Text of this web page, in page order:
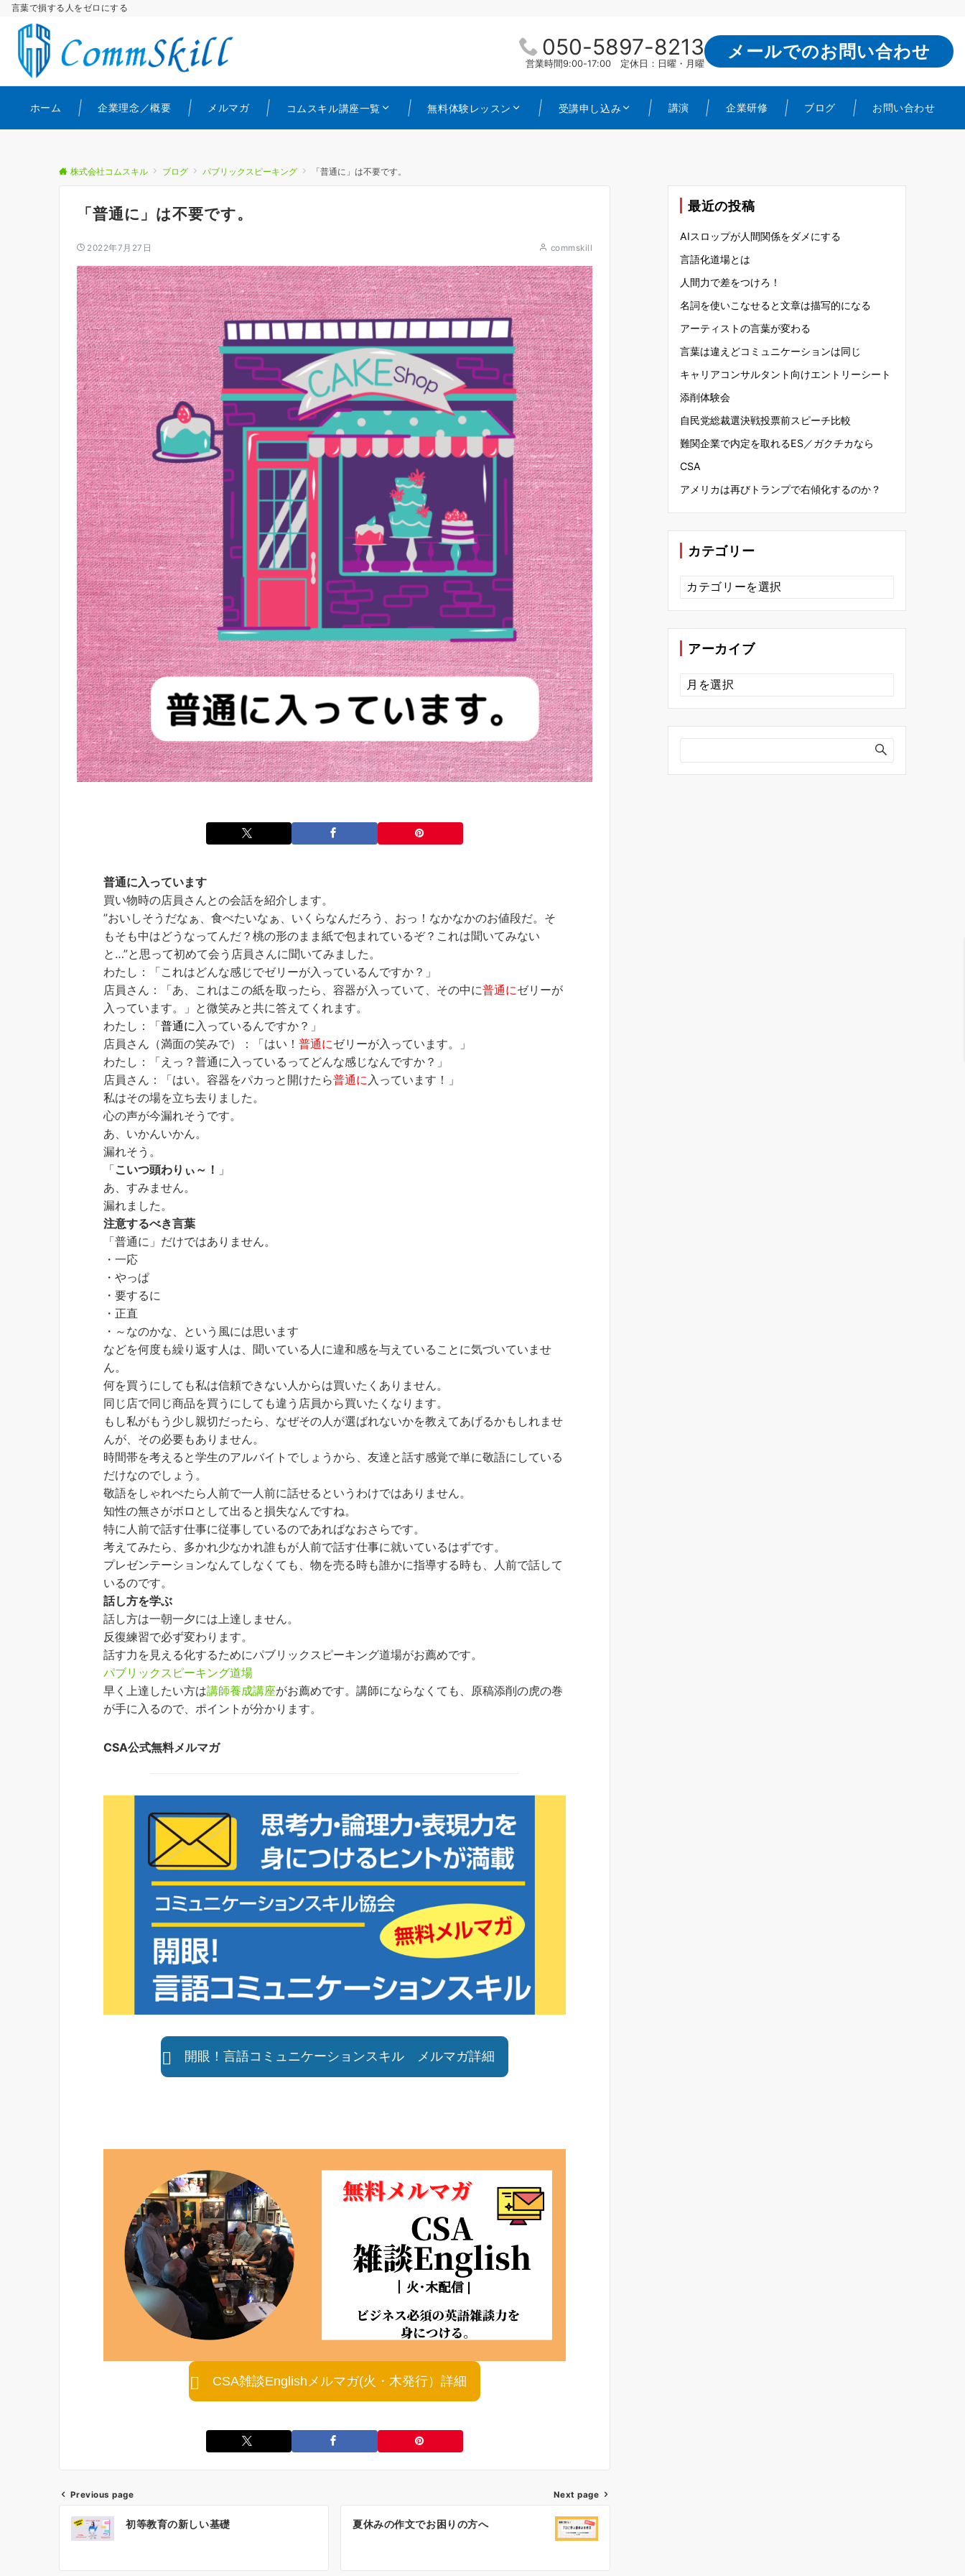
言葉で損する人をゼロにする
050-5897-8213
営業時間9:00-17:00 定休日：日曜・月曜
メールでのお問い合わせ
ホーム 企業理念／概要 メルマガ コムスキル講座一覧 無料体験レッスン 受講申し込み 講演 企業研修 ブログ お問い合わせ
株式会社コムスキル ブログ パブリックスピーキング 「普通に」は不要です。
「普通に」は不要です。
2022年7月27日 commskill
普通に入っています
買い物時の店員さんとの会話を紹介します。
”おいしそうだなぁ、食べたいなぁ、いくらなんだろう、おっ！なかなかのお値段だ。そ
もそも中はどうなってんだ？桃の形のまま紙で包まれているぞ？これは聞いてみない
と…”と思って初めて会う店員さんに聞いてみました。
わたし：「これはどんな感じでゼリーが入っているんですか？」
店員さん：「あ、これはこの紙を取ったら、容器が入っていて、その中に普通にゼリーが
入っています。」と微笑みと共に答えてくれます。
わたし：「普通に入っているんですか？」
店員さん（満面の笑みで）：「はい！普通にゼリーが入っています。」
わたし：「えっ？普通に入っているってどんな感じなんですか？」
店員さん：「はい。容器をパカっと開けたら普通に入っています！」
私はその場を立ち去りました。
心の声が今漏れそうです。
あ、いかんいかん。
漏れそう。
「こいつ頭わりぃ～！ 」
あ、すみません。
漏れました。
注意するべき言葉
「普通に」だけではありません。
・一応
・やっぱ
・要するに
・正直
・～なのかな、という風には思います
などを何度も繰り返す人は、聞いている人に違和感を与えていることに気づいていませ
ん。
何を買うにしても私は信頼できない人からは買いたくありません。
同じ店で同じ商品を買うにしても違う店員から買いたくなります。
もし私がもう少し親切だったら、なぜその人が選ばれないかを教えてあげるかもしれませ
んが、その必要もありません。
時間帯を考えると学生のアルバイトでしょうから、友達と話す感覚で単に敬語にしている
だけなのでしょう。
敬語をしゃれべたら人前で一人前に話せるというわけではありません。
知性の無さがボロとして出ると損失なんですね。
特に人前で話す仕事に従事しているのであればなおさらです。
考えてみたら、多かれ少なかれ誰もが人前で話す仕事に就いているはずです。
プレゼンテーションなんてしなくても、物を売る時も誰かに指導する時も、人前で話して
いるのです。
話し方を学ぶ
話し方は一朝一夕には上達しません。
反復練習で必ず変わります。
話す力を見える化するためにパブリックスピーキング道場がお薦めです。
パブリックスピーキング道場
早く上達したい方は講師養成講座がお薦めです。講師にならなくても、原稿添削の虎の巻
が手に入るので、ポイントが分かります。
CSA公式無料メルマガ
開眼！言語コミュニケーションスキル メルマガ詳細
CSA雑談Englishメルマガ(火・木発行）詳細
ビ
Previous page
初等教育の新しい基礎
Next page
夏休みの作文でお困りの方へ
最近の投稿
AIスロップが人間関係をダメにする
言語化道場とは
人間力で差をつけろ！
名詞を使いこなせると文章は描写的になる
アーティストの言葉が変わる
言葉は違えどコミュニケーションは同じ
キャリアコンサルタント向けエントリーシート
添削体験会
自民党総裁選決戦投票前スピーチ比較
難関企業で内定を取れるES／ガクチカなら
CSA
アメリカは再びトランプで右傾化するのか？
カテゴリー
カ
テ
ゴ
ー
アーカイブ
ア
ー
カ
ブ